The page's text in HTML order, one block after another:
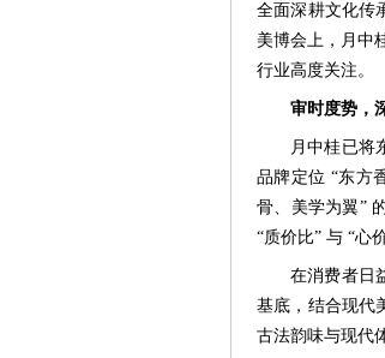
全面深耕文化传
美博会上，月中
行业高度关注。
审时度势，
月中桂已将
品牌定位 “东方
骨、美学为翼”
“质价比” 与 “心
在消费者日
基底，结合现代
古法韵味与现代